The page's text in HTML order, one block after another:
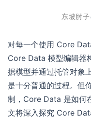
东坡肘子
对每一个使用 Core
Core Data 模型编辑器
据模型并通过托管对象
是十分普通的过程。但
制，Core Data 是如何
文将深入探究 Core